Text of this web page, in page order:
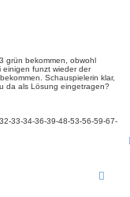
grün bekommen, obwohl
einigen funzt wieder der
Schauspielerin klar,
da als Lösung eingetragen?
33-34-36-39-48-53-56-59-67-